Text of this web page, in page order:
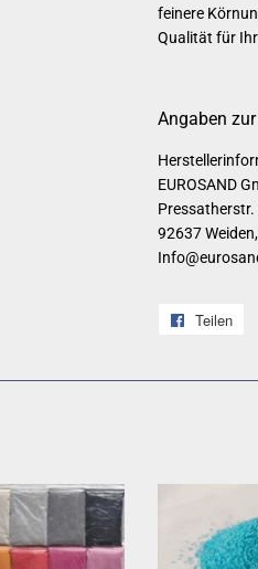
feinere
Qualität für
Angaben
EUROSAND
Pressatherstr.
92637
Teilen